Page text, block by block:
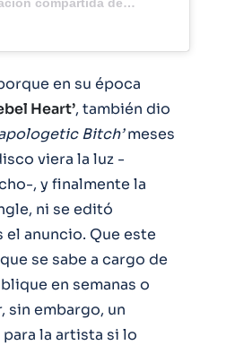
en su época
Heart’, también dio
Bitch’meses
viera la luz -
, y finalmente la
ni se editó
anuncio. Que este
se sabe a cargo de
en semanas o
sin embargo, un
la artista si lo